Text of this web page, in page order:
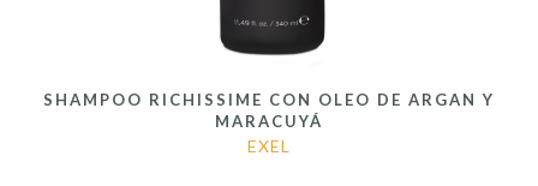
SHAMPOO RICHISSIME CON OLEO DE ARGAN Y
MARACUYÁ
EXEL